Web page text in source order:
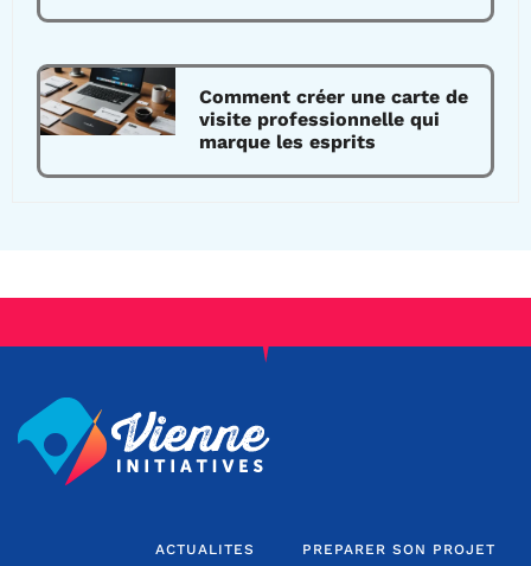
Comment créer une carte de
visite professionnelle qui
marque les esprits
ACTUALITES PREPARER SON PROJET